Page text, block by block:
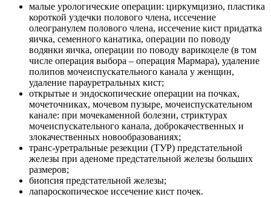
малые урологические операции: циркумцизио, пластика
короткой уздечки полового члена, иссечение
олеогранулем полового члена, иссечение кист придатка
яичка, семенного канатика, операции по поводу
водянки яичка, операции по поводу варикоцеле (в том
числе операция выбора – операция Мармара), удаление
полипов мочеиспускательного канала у женщин,
удаление парауретральных кист;
открытые и эндоскопические операции на почках,
мочеточниках, мочевом пузыре, мочеиспускательном
канале: при мочекаменной болезни, стриктурах
мочеиспускательного канала, доброкачественных и
злокачественных новообразованиях;
транс-уретральные резекции (ТУР) предстательной
железы при аденоме предстательной железы больших
размеров;
биопсия предстательной железы;
лапароскопическое иссечение кист почек.